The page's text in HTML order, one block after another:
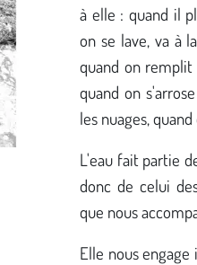
à elle : quand il
on se lave, va à
quand on remplit
quand on
les nuages,
L'eau fait partie
donc de celui
que nous
Elle nous